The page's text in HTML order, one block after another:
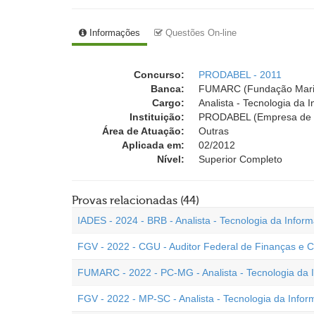
Informações Questões On-line
Concurso:
PRODABEL - 2011
Banca:
FUMARC (Fundação
Cargo:
Analista - Tecnologia da
Instituição:
PRODABEL (Empresa
Área de Atuação:
Outras
Aplicada em:
02/2012
Nível:
Superior Completo
Provas relacionadas (44)
IADES - 2024 - BRB - Analista - Tecnologia da
FGV - 2022 - CGU - Auditor Federal de Finanças e
FUMARC - 2022 - PC-MG - Analista - Tecnologia da
FGV - 2022 - MP-SC - Analista - Tecnologia da